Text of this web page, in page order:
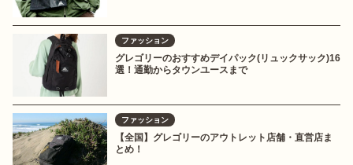
ファッション
グレゴリーのおすすめデイパック(リュックサック)16
選！通勤からタウンユースまで
ファッション
【全国】グレゴリーのアウトレット店舗・直営店ま
とめ！